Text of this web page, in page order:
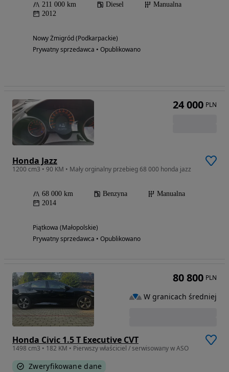
211 000 km Diesel
Manualna
2012
Nowy Żmigród (Podkarpackie)
Prywatny sprzedawca • Opublikowano
Honda Jazz
1200 cm3 • 90 KM • Mały orginalny przebieg 68 000 honda jazz
68 000 km Benzyna
Manualna
2014
Piątkowa (Małopolskie)
Prywatny sprzedawca • Opublikowano
24 000 PLN
Honda Civic 1.5 T Executive CVT
1498 cm3 • 182 KM • Pierwszy właściciel / serwisowany w ASO
Zweryfikowane dane
80 800 PLN
W granicach średniej